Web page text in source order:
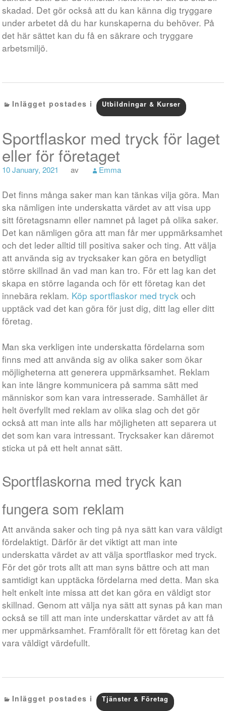
skadad. Det gör också att du kan känna dig tryggare
under arbetet då du har kunskaperna du behöver. På
det här sättet kan du få en säkrare och tryggare
arbetsmiljö.
Inlägget postades i Utbildningar & Kurser
Sportflaskor med tryck för laget
eller för företaget
10 January, 2021 av Emma
Det finns många saker man kan tänkas vilja göra. Man
ska nämligen inte underskatta värdet av att visa upp
sitt företagsnamn eller namnet på laget på olika saker.
Det kan nämligen göra att man får mer uppmärksamhet
och det leder alltid till positiva saker och ting. Att välja
att använda sig av trycksaker kan göra en betydligt
större skillnad än vad man kan tro. För ett lag kan det
skapa en större laganda och för ett företag kan det
innebära reklam. Köp sportflaskor med tryck och
upptäck vad det kan göra för just dig, ditt lag eller ditt
företag.
Man ska verkligen inte underskatta fördelarna som
finns med att använda sig av olika saker som ökar
möjligheterna att generera uppmärksamhet. Reklam
kan inte längre kommunicera på samma sätt med
människor som kan vara intresserade. Samhället är
helt överfyllt med reklam av olika slag och det gör
också att man inte alls har möjligheten att separera ut
det som kan vara intressant. Trycksaker kan däremot
sticka ut på ett helt annat sätt.
Sportflaskorna med tryck kan
fungera som reklam
Att använda saker och ting på nya sätt kan vara väldigt
fördelaktigt. Därför är det viktigt att man inte
underskatta värdet av att välja sportflaskor med tryck.
För det gör trots allt att man syns bättre och att man
samtidigt kan upptäcka fördelarna med detta. Man ska
helt enkelt inte missa att det kan göra en väldigt stor
skillnad. Genom att välja nya sätt att synas på kan man
också se till att man inte underskattar värdet av att få
mer uppmärksamhet. Framförallt för ett företag kan det
vara väldigt värdefullt.
Inlägget postades i Tjänster & Företag